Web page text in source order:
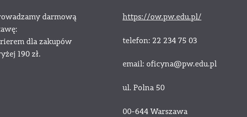
darmową
dla zakupów
190 zł.
https://ow.pw.edu.pl/
telefon: 22 234 75 03
email: oficyna@pw.edu.pl
ul. Polna 50
00-644 Warszawa